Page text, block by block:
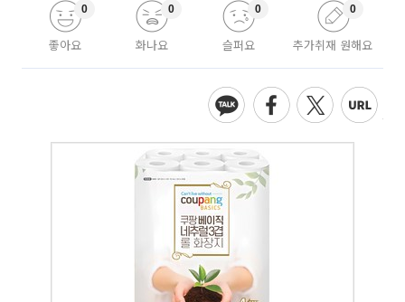
좋아요
0
화나요
0
슬퍼요
0
추가취재 원해요
0